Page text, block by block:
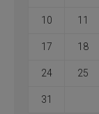
10 11
17 18
24 25
31